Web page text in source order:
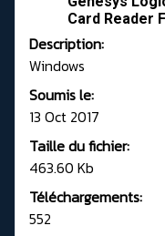
Card Reader
Description:
Windows
Soumis le:
13 Oct 2017
Taille du fichier:
463.60 Kb
Téléchargements:
552